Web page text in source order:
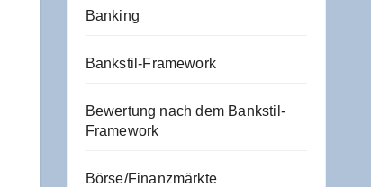
Banking
Bankstil-Framework
Bewertung nach dem Bankstil-
Framework
Börse/Finanzmärkte